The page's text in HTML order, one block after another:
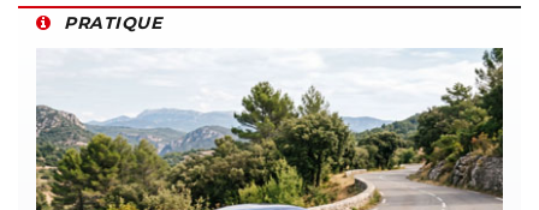
PRATIQUE